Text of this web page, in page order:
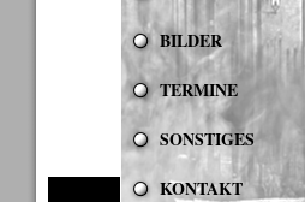
BILDER
TERMINE
SONSTIGES
KONTAKT